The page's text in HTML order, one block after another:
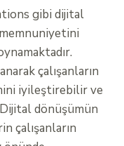
gibi dijital
çalışanların
iyileştirebilir ve
dönüşümün
çalışanların